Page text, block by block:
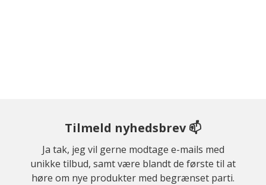
Tilmeld nyhedsbrev 📫
Ja tak, jeg vil gerne modtage e-mails med
unikke tilbud, samt være blandt de første til at
høre om nye produkter med begrænset parti.